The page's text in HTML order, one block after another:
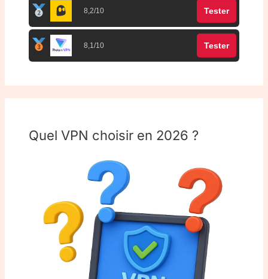
8,2/10 Tester
8,1/10 Tester
Quel VPN choisir en 2026 ?